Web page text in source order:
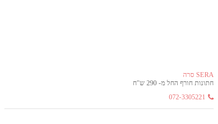
SERA סרה
חתונות חורף החל מ- 290 ש"ח
072-3305221